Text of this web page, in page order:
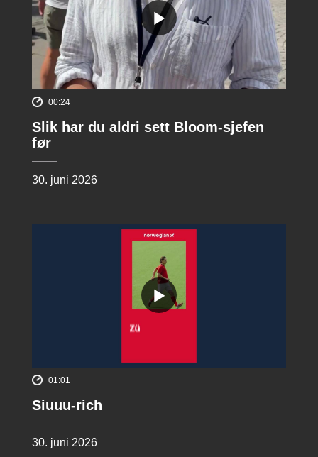
00:24
Slik har du aldri sett Bloom-sjefen
før
30. juni 2026
01:01
Siuuu-rich
30. juni 2026